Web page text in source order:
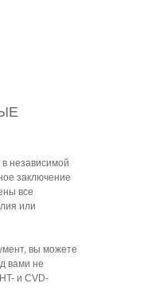
в независимой
заключение
все
или
вы можете
вами не
и CVD-